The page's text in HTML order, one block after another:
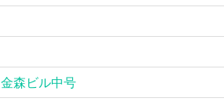
森ビル中号